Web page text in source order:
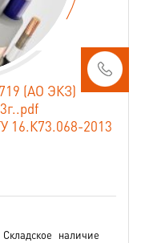
(АО ЭКЗ)
16.К73.068-2013
Складское наличие